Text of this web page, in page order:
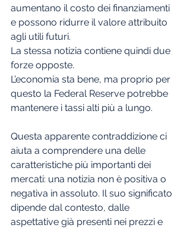
aumentano il costo dei finanziamenti
e possono ridurre il valore attribuito
agli utili futuri.
La stessa notizia contiene quindi due
forze opposte.
L’economia sta bene, ma proprio per
questo la Federal Reserve potrebbe
mantenere i tassi alti più a lungo.
Questa apparente contraddizione ci
aiuta a comprendere una delle
caratteristiche più importanti dei
mercati: una notizia non è positiva o
negativa in assoluto. Il suo significato
dipende dal contesto, dalle
aspettative già presenti nei prezzi e